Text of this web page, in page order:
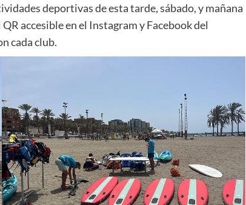
deportivas de esta tarde, sábado, y mañana
accesible en el Instagram y Facebook del
cada club.